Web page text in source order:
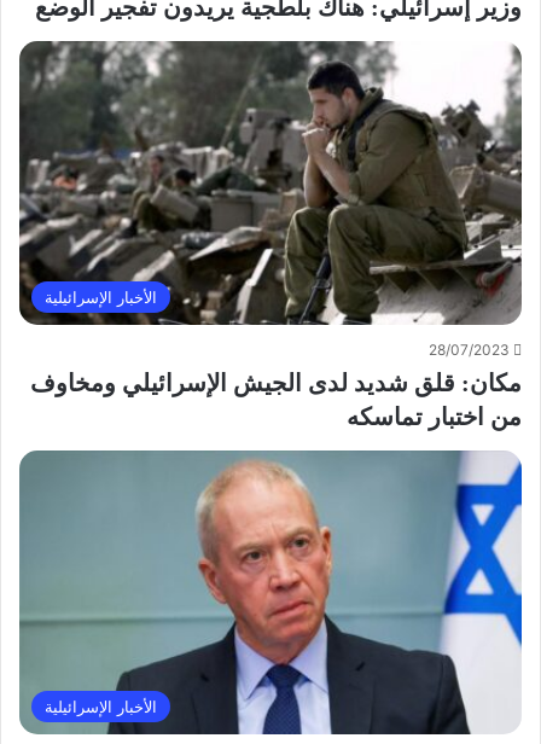
وزير إسرائيلي: هناك بلطجية يريدون تفجير الوضع
الأخبار الإسرائيلية
28/07/2023
مكان: قلق شديد لدى الجيش الإسرائيلي ومخاوف
من اختبار تماسكه
الأخبار الإسرائيلية